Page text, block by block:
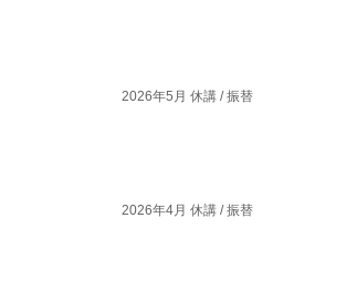
2026年5月 休講 / 振替
2026年4月 休講 / 振替